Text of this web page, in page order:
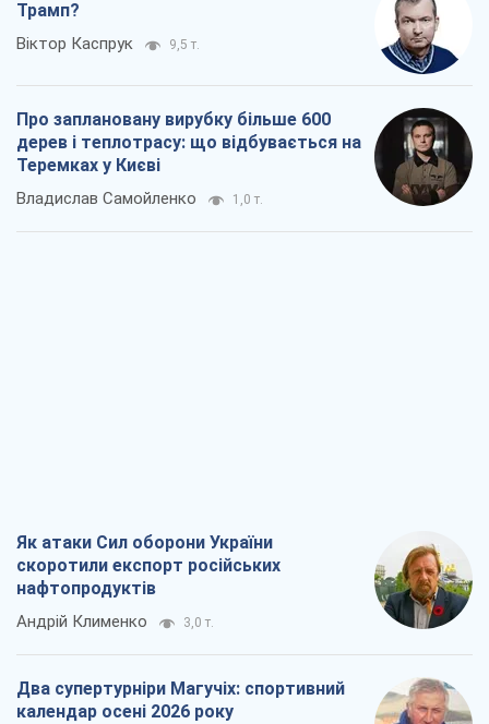
Трамп?
Віктор Каспрук 9,5 т.
Про заплановану вирубку більше 600
дерев і теплотрасу: що відбувається на
Теремках у Києві
Владислав Самойленко 1,0 т.
Як атаки Сил оборони України
скоротили експорт російських
нафтопродуктів
Андрій Клименко 3,0 т.
Два супертурніри Магучіх: спортивний
календар осені 2026 року